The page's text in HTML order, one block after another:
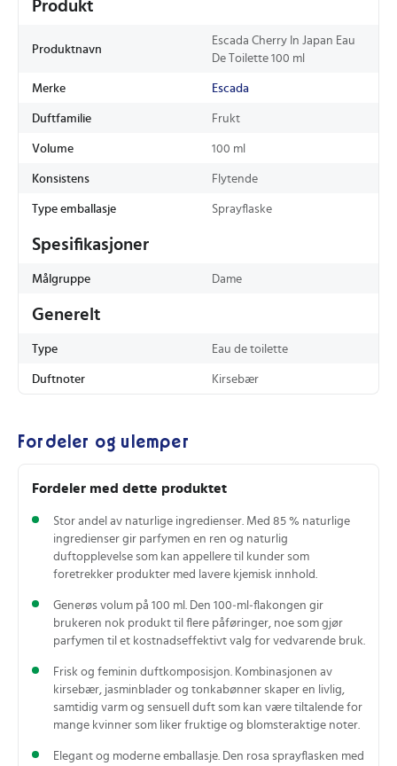
Produkt
Produktnavn
Escada Cherry In Japan Eau
De Toilette 100 ml
Merke Escada
Duftfamilie Frukt
Volume 100 ml
Konsistens Flytende
Type emballasje Sprayflaske
Spesifikasjoner
Målgruppe Dame
Generelt
Type Eau de toilette
Duftnoter Kirsebær
Fordeler og ulemper
Fordeler med dette produktet
Stor andel av naturlige ingredienser. Med 85 % naturlige
ingredienser gir parfymen en ren og naturlig
duftopplevelse som kan appellere til kunder som
foretrekker produkter med lavere kjemisk innhold.
Generøs volum på 100 ml. Den 100‑ml‑flakongen gir
brukeren nok produkt til flere påføringer, noe som gjør
parfymen til et kostnadseffektivt valg for vedvarende bruk.
Frisk og feminin duftkomposisjon. Kombinasjonen av
kirsebær, jasminblader og tonkabønner skaper en livlig,
samtidig varm og sensuell duft som kan være tiltalende for
mange kvinner som liker fruktige og blomsteraktige noter.
Elegant og moderne emballasje. Den rosa sprayflasken med